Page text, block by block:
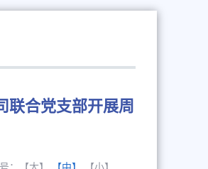
合党支部开展周